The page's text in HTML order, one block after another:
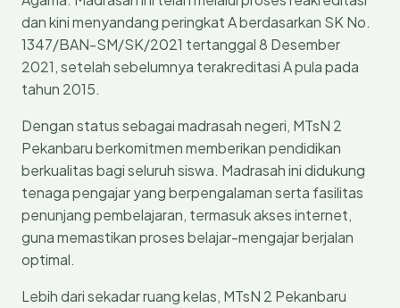
dan kini menyandang peringkat A berdasarkan SK No.
1347/BAN-SM/SK/2021 tertanggal 8 Desember
2021, setelah sebelumnya terakreditasi A pula pada
tahun 2015.
Dengan status sebagai madrasah negeri, MTsN 2
Pekanbaru berkomitmen memberikan pendidikan
berkualitas bagi seluruh siswa. Madrasah ini didukung
tenaga pengajar yang berpengalaman serta fasilitas
penunjang pembelajaran, termasuk akses internet,
guna memastikan proses belajar-mengajar berjalan
optimal.
Lebih dari sekadar ruang kelas, MTsN 2 Pekanbaru